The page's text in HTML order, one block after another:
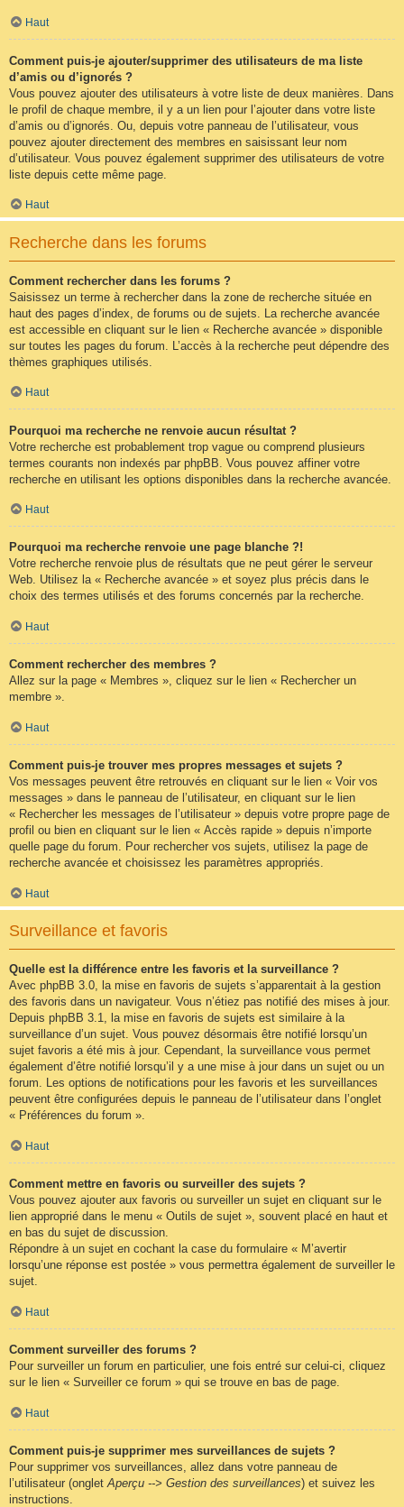
Haut
Comment puis-je ajouter/supprimer des utilisateurs de ma liste
d’amis ou d’ignorés ?
Vous pouvez ajouter des utilisateurs à votre liste de deux manières. Dans
le profil de chaque membre, il y a un lien pour l’ajouter dans votre liste
d’amis ou d’ignorés. Ou, depuis votre panneau de l’utilisateur, vous
pouvez ajouter directement des membres en saisissant leur nom
d’utilisateur. Vous pouvez également supprimer des utilisateurs de votre
liste depuis cette même page.
Haut
Recherche dans les forums
Comment rechercher dans les forums ?
Saisissez un terme à rechercher dans la zone de recherche située en
haut des pages d’index, de forums ou de sujets. La recherche avancée
est accessible en cliquant sur le lien « Recherche avancée » disponible
sur toutes les pages du forum. L’accès à la recherche peut dépendre des
thèmes graphiques utilisés.
Haut
Pourquoi ma recherche ne renvoie aucun résultat ?
Votre recherche est probablement trop vague ou comprend plusieurs
termes courants non indexés par phpBB. Vous pouvez affiner votre
recherche en utilisant les options disponibles dans la recherche avancée.
Haut
Pourquoi ma recherche renvoie une page blanche ?!
Votre recherche renvoie plus de résultats que ne peut gérer le serveur
Web. Utilisez la « Recherche avancée » et soyez plus précis dans le
choix des termes utilisés et des forums concernés par la recherche.
Haut
Comment rechercher des membres ?
Allez sur la page « Membres », cliquez sur le lien « Rechercher un
membre ».
Haut
Comment puis-je trouver mes propres messages et sujets ?
Vos messages peuvent être retrouvés en cliquant sur le lien « Voir vos
messages » dans le panneau de l’utilisateur, en cliquant sur le lien
« Rechercher les messages de l’utilisateur » depuis votre propre page de
profil ou bien en cliquant sur le lien « Accès rapide » depuis n’importe
quelle page du forum. Pour rechercher vos sujets, utilisez la page de
recherche avancée et choisissez les paramètres appropriés.
Haut
Surveillance et favoris
Quelle est la différence entre les favoris et la surveillance ?
Avec phpBB 3.0, la mise en favoris de sujets s’apparentait à la gestion
des favoris dans un navigateur. Vous n’étiez pas notifié des mises à jour.
Depuis phpBB 3.1, la mise en favoris de sujets est similaire à la
surveillance d’un sujet. Vous pouvez désormais être notifié lorsqu’un
sujet favoris a été mis à jour. Cependant, la surveillance vous permet
également d’être notifié lorsqu’il y a une mise à jour dans un sujet ou un
forum. Les options de notifications pour les favoris et les surveillances
peuvent être configurées depuis le panneau de l’utilisateur dans l’onglet
« Préférences du forum ».
Haut
Comment mettre en favoris ou surveiller des sujets ?
Vous pouvez ajouter aux favoris ou surveiller un sujet en cliquant sur le
lien approprié dans le menu « Outils de sujet », souvent placé en haut et
en bas du sujet de discussion.
Répondre à un sujet en cochant la case du formulaire « M’avertir
lorsqu’une réponse est postée » vous permettra également de surveiller le
sujet.
Haut
Comment surveiller des forums ?
Pour surveiller un forum en particulier, une fois entré sur celui-ci, cliquez
sur le lien « Surveiller ce forum » qui se trouve en bas de page.
Haut
Comment puis-je supprimer mes surveillances de sujets ?
Pour supprimer vos surveillances, allez dans votre panneau de
l’utilisateur (onglet Aperçu --> Gestion des surveillances) et suivez les
instructions.